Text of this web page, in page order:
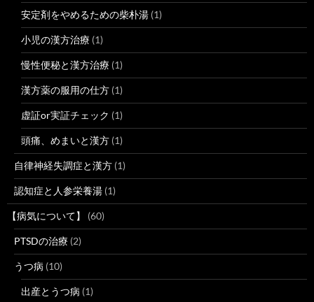
安定剤をやめるための柴朴湯 (1)
小児の漢方治療 (1)
慢性便秘と漢方治療 (1)
漢方薬の服用の仕方 (1)
虚証or実証チェック (1)
頭痛、めまいと漢方 (1)
自律神経失調症と漢方 (1)
認知症と人参栄養湯 (1)
【病気について】 (60)
PTSDの治療 (2)
うつ病 (10)
出産とうつ病 (1)